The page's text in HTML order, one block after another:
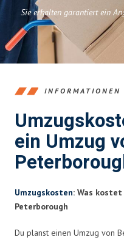
Sie erhalten garantiert ein
INFORMATIONEN
ein Umzug
Umzugskosten: Was
Peterborough
Du planst einen Umzug von